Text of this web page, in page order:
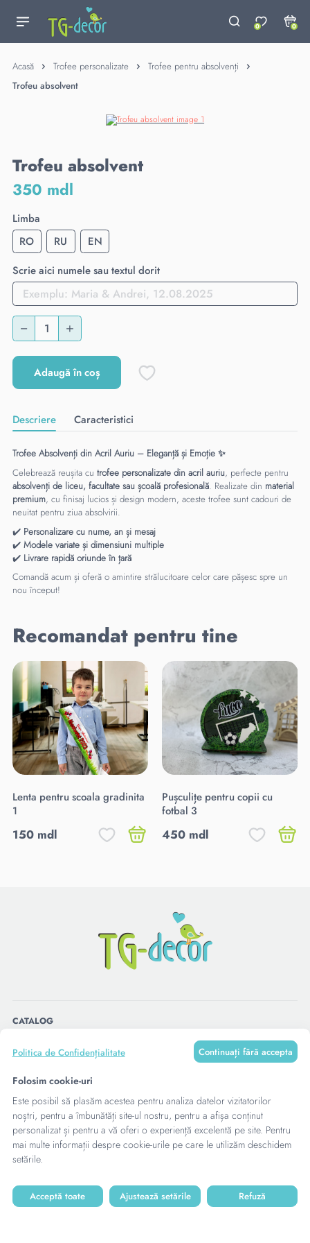
0 0
Acasă Trofee personalizate
Trofee pentru absolvenți
Trofeu absolvent
Trofeu absolvent
350 mdl
Limba
RO
RU
EN
Scrie aici numele sau textul dorit
Adaugă în coș
Descriere Caracteristici
Trofee Absolvenți din Acril Auriu – Eleganță și Emoție ✨
Celebrează reușita cu trofee personalizate din acril auriu, perfecte pentru
absolvenți de liceu, facultate sau școală profesională. Realizate din material
premium, cu finisaj lucios și design modern, aceste trofee sunt cadouri de
neuitat pentru ziua absolvirii.
✔️ Personalizare cu nume, an și mesaj
✔️ Modele variate și dimensiuni multiple
✔️ Livrare rapidă oriunde în țară
Comandă acum și oferă o amintire strălucitoare celor care pășesc spre un
nou început!
Recomandat pentru tine
Lenta pentru scoala gradinita
1
150 mdl
Pușculițe pentru copii cu
fotbal 3
450 mdl
CATALOG
CONTACTE
Politica de Confidențialitate Continuați fără accepta
Folosim cookie-uri
Este posibil să plasăm acestea pentru analiza datelor vizitatorilor
noștri, pentru a îmbunătăți site-ul nostru, pentru a afișa conținut
personalizat și pentru a vă oferi o experiență excelentă pe site. Pentru
mai multe informații despre cookie-urile pe care le utilizăm deschidem
setările.
Acceptă toate Ajustează setările Refuză